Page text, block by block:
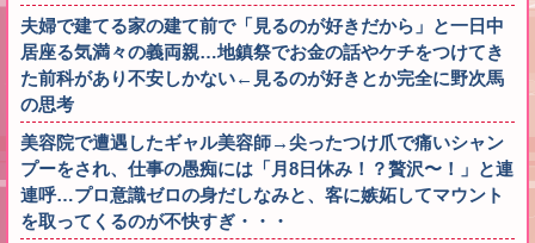
夫婦で建てる家の建て前で「見るのが好きだから」と一日中
居座る気満々の義両親…地鎮祭でお金の話やケチをつけてき
た前科があり不安しかない←見るのが好きとか完全に野次馬
の思考
美容院で遭遇したギャル美容師→尖ったつけ爪で痛いシャン
プーをされ、仕事の愚痴には「月8日休み！？贅沢〜！」と連
連呼…プロ意識ゼロの身だしなみと、客に嫉妬してマウント
を取ってくるのが不快すぎ・・・